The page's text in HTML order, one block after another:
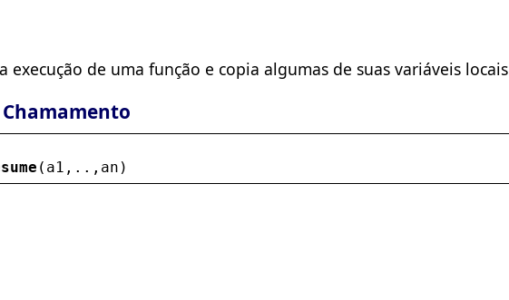
execução de uma função e copia algumas de suas variáveis locais
( a1 ,.., an )